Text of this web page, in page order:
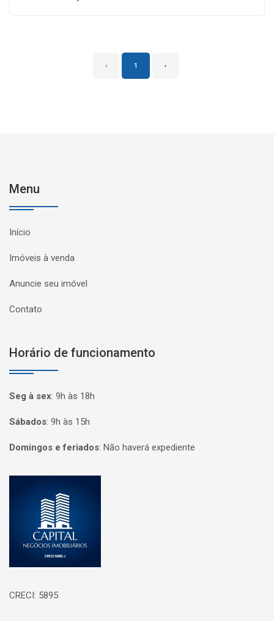
‹ 1 ›
Menu
Início
Imóveis à venda
Anuncie seu imóvel
Contato
Horário de funcionamento
Seg à sex: 9h às 18h
Sábados: 9h às 15h
Domingos e feriados: Não haverá expediente
CRECI: 5895